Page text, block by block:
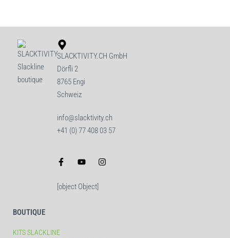
SLACKTIVITY.CH GmbH
Dörfli 2
8765 Engi
Schweiz
info@slacktivity.ch
+41 (0) 77 408 03 57
[object Object]
BOUTIQUE
KITS SLACKLINE